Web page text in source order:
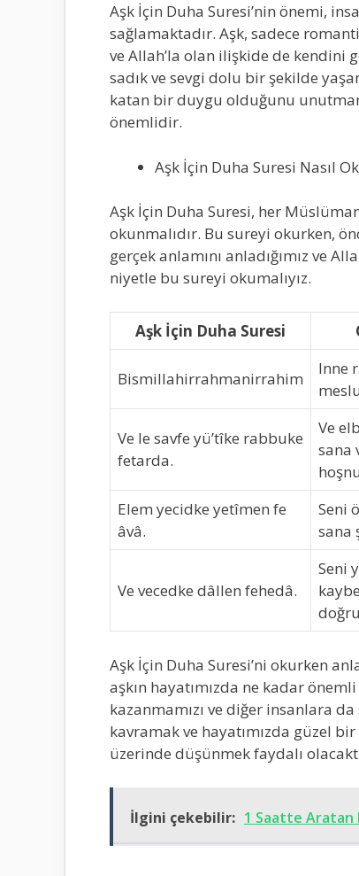
Aşk İçin Duha Suresi’nin önemi,
sağlamaktadır. Aşk, sadece
ve Allah’la olan ilişkide de kendini
sadık ve sevgi dolu bir şekilde
katan bir duygu olduğunu
önemlidir.
Aşk İçin Duha Suresi Nasıl
Aşk İçin Duha Suresi, her
okunmalıdır. Bu sureyi okurken,
gerçek anlamını anladığımız ve
niyetle bu sureyi okumalıyız.
Aşk İçin Duha Suresi
Bismillahirrahmanirrahim
Inne
Ve le savfe yü’tîke rabbuke
fetarda.
Ve
sana
Elem yecidke yetîmen fe
âvâ.
Seni
sana
Ve vecedke dâllen fehedâ.
Seni
Aşk İçin Duha Suresi’ni okurken
aşkın hayatımızda ne kadar
kazanmamızı ve diğer insanlara da
kavramak ve hayatımızda güzel
üzerinde düşünmek faydalı
İlgini çekebilir: 1 Saatte Aratan